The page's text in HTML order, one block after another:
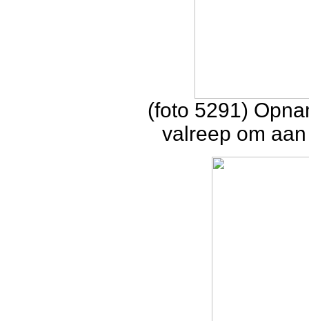
(foto 5291)
valreep om